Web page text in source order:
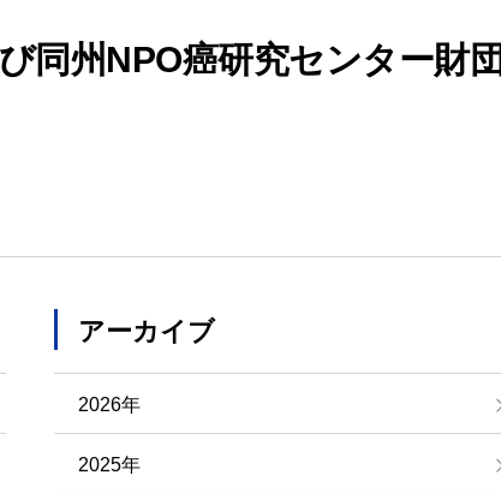
同州NPO癌研究センター財団
アーカイブ
2026年
2025年